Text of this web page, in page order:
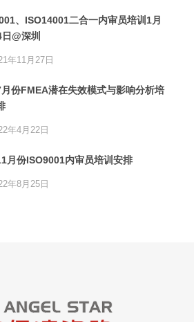
、ISO14001二合一内审员培训1月
@深圳
年11月27日
份FMEA潜在失效模式与影响分析培
年4月22日
月份ISO9001内审员培训安排
年8月25日